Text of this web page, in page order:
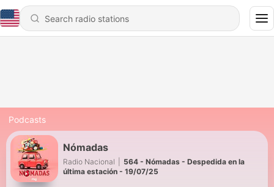
Podcasts
Nómadas
Radio Nacional
564 - Nómadas - Despedida en la
última estación - 19/07/25